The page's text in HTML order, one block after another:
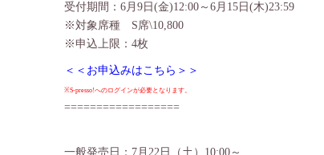
受付期間：6月9日(金)12:00～6月15日(木)23:59
※対象席種 S席\10,800
※申込上限：4枚
＜＜お申込みはこちら＞＞
※S-presso!へのログインが必要となります。
==================
一般発売日：7月22日（土）10:00～